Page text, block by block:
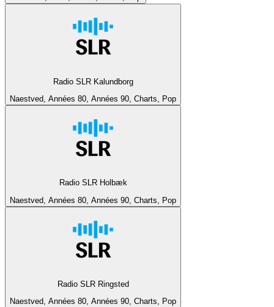
Radio SLR Kalundborg
Naestved, Années 80, Années 90, Charts, Pop
Radio SLR Holbæk
Naestved, Années 80, Années 90, Charts, Pop
Radio SLR Ringsted
Naestved, Années 80, Années 90, Charts, Pop